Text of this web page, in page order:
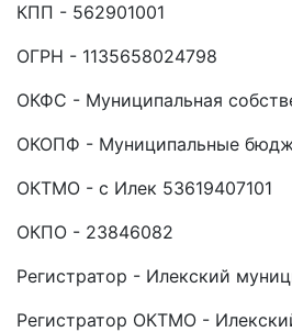
КПП - 562901001
ОГРН - 1135658024798
ОКФС - Муниципальная
ОКОПФ - Муниципальные
ОКТМО - с Илек 53619407101
ОКПО - 23846082
Регистратор - Илекский
Регистратор ОКТМО -